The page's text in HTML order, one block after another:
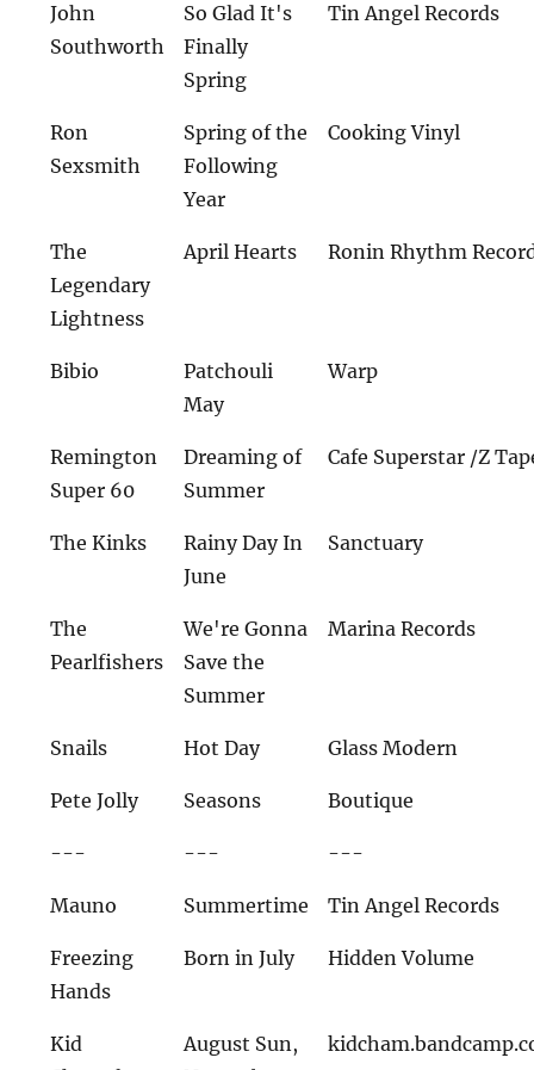
John
Southworth
So Glad It's
Finally
Spring
Tin Angel Records
Ron
Sexsmith
Spring of the
Following
Year
Cooking Vinyl
The
Legendary
Lightness
April Hearts Ronin Rhythm
Bibio
Patchouli
May
Warp
Remington
Super 60
Dreaming of
Summer
Cafe Superstar /Z
The Kinks
Rainy Day In
June
Sanctuary
The
Pearlfishers
We're Gonna
Save the
Summer
Marina Records
Snails Hot Day Glass Modern
Pete Jolly Seasons Boutique
--- --- ---
Mauno Summertime Tin Angel Records
Freezing
Hands
Born in July Hidden Volume
Kid
August Sun,